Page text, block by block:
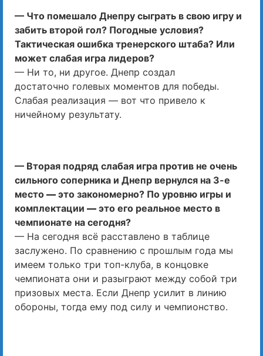
— Что помешало Днепру сыграть в свою игру и
забить второй гол? Погодные условия?
Тактическая ошибка тренерского штаба? Или
может слабая игра лидеров?
— Ни то, ни другое. Днепр создал
достаточно голевых моментов для победы.
Слабая реализация — вот что привело к
ничейному результату.
— Вторая подряд слабая игра против не очень
сильного соперника и Днепр вернулся на 3-е
место — это закономерно? По уровню игры и
комплектации — это его реальное место в
чемпионате на сегодня?
— На сегодня всё расставлено в таблице
заслужено. По сравнению с прошлым года мы
имеем только три топ-клуба, в концовке
чемпионата они и разыграют между собой три
призовых места. Если Днепр усилит в линию
обороны, тогда ему под силу и чемпионство.